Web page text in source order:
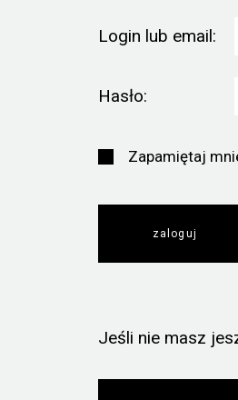
Login lub email:
Hasło:
Zapamiętaj
Jeśli nie masz